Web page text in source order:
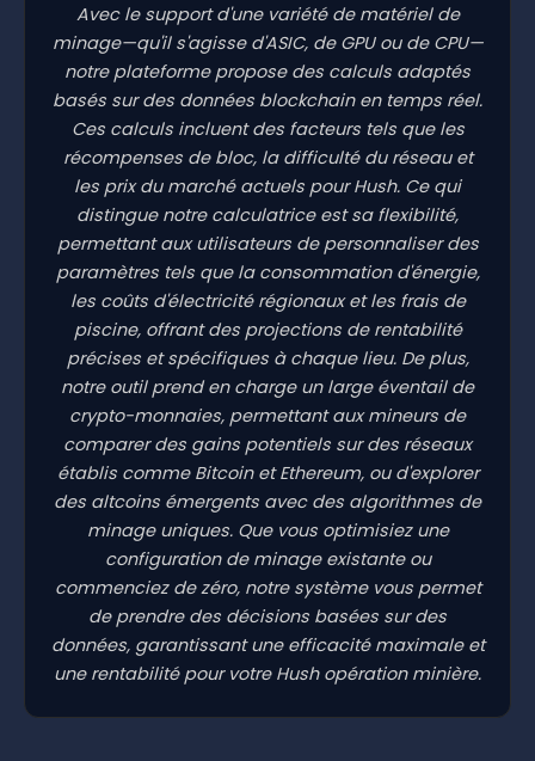
Avec le support d'une variété de matériel de
minage—qu'il s'agisse d'ASIC, de GPU ou de CPU—
notre plateforme propose des calculs adaptés
basés sur des données blockchain en temps réel.
Ces calculs incluent des facteurs tels que les
récompenses de bloc, la difficulté du réseau et
les prix du marché actuels pour Hush. Ce qui
distingue notre calculatrice est sa flexibilité,
permettant aux utilisateurs de personnaliser des
paramètres tels que la consommation d'énergie,
les coûts d'électricité régionaux et les frais de
piscine, offrant des projections de rentabilité
précises et spécifiques à chaque lieu. De plus,
notre outil prend en charge un large éventail de
crypto-monnaies, permettant aux mineurs de
comparer des gains potentiels sur des réseaux
établis comme Bitcoin et Ethereum, ou d'explorer
des altcoins émergents avec des algorithmes de
minage uniques. Que vous optimisiez une
configuration de minage existante ou
commenciez de zéro, notre système vous permet
de prendre des décisions basées sur des
données, garantissant une efficacité maximale et
une rentabilité pour votre Hush opération minière.